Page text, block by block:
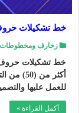
خط تشكيلات
زخارف ومخطوطات
خط تشكيلات
أكثر من
للعمل عليها
أكمل القراءة »